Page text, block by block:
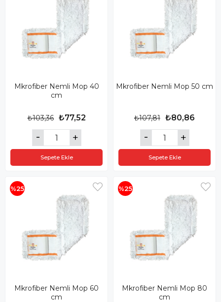
Mkrofiber Nemli Mop 40
cm
₺77,52
₺103,36
Sepete Ekle
Mkrofiber Nemli Mop 50 cm
₺80,86
₺107,81
Sepete Ekle
Mkrofiber Nemli Mop 60
cm
%25
Mkrofiber Nemli Mop 80
cm
%25